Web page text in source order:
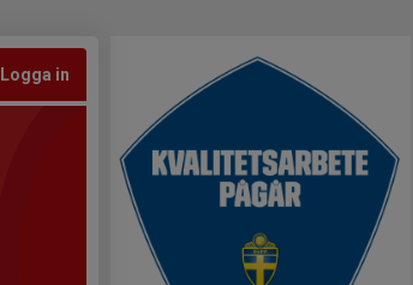
Logga in